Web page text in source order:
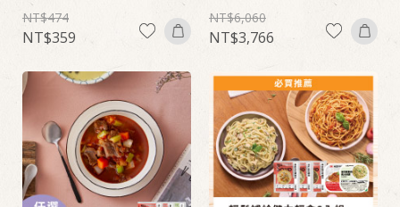
474
359
6,060
3,766